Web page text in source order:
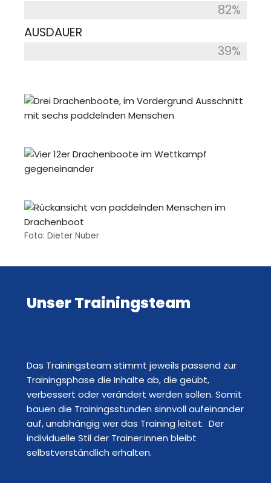
82%
AUSDAUER
39%
Foto: Dieter Nuber
Unser Trainingsteam
Das Trainingsteam stimmt jeweils passend zur
Trainingsphase die Inhalte ab, die geübt,
verbessert oder verändert werden sollen. Somit
bauen die Trainingsstunden sinnvoll aufeinander
auf, unabhängig wer das Training leitet. Der
individuelle Stil der Trainer:innen bleibt
selbstverständlich erhalten.